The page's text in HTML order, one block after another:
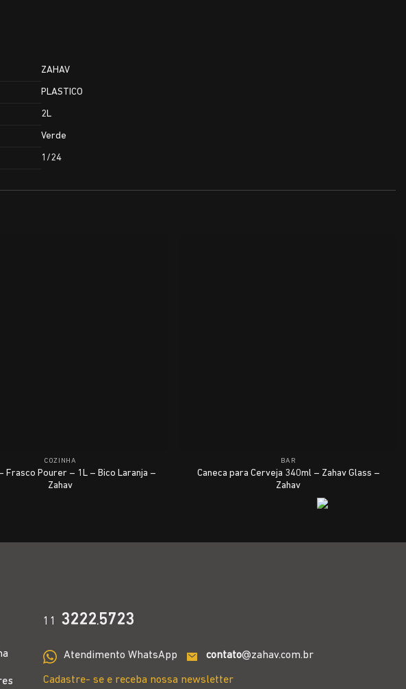
ZAHAV
PLASTICO
2L
Verde
1/24
COZINHA
Frasco Pourer – 1L – Bico Laranja –
Zahav
BAR
Caneca para Cerveja 340ml – Zahav Glass –
Zahav
11 3222.5723
Atendimento WhatsApp contato@zahav.com.br
Cadastre- se e receba nossa newsletter